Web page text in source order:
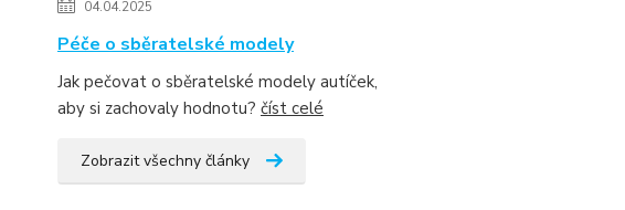
04.04.2025
Péče o sběratelské modely
Jak pečovat o sběratelské modely autíček,
aby si zachovaly hodnotu? číst celé
Zobrazit všechny články